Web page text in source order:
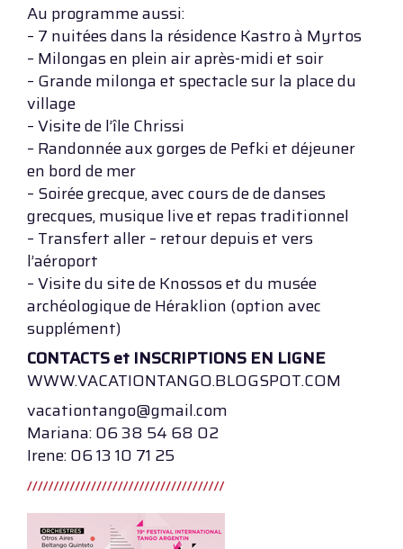
Au programme aussi:
– 7 nuitées dans la résidence Kastro à Myrtos
– Milongas en plein air après-midi et soir
– Grande milonga et spectacle sur la place du
village
– Visite de l’île Chrissi
– Randonnée aux gorges de Pefki et déjeuner
en bord de mer
– Soirée grecque, avec cours de de danses
grecques, musique live et repas traditionnel
– Transfert aller – retour depuis et vers
l’aéroport
– Visite du site de Knossos et du musée
archéologique de Héraklion (option avec
supplément)
CONTACTS et INSCRIPTIONS EN LIGNE
WWW.VACATIONTANGO.BLOGSPOT.COM
vacationtango@gmail.com
Mariana: 06 38 54 68 02
Irene: 06 13 10 71 25